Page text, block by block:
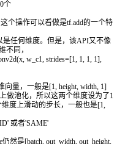
个
这个操作可以看做是tf.add的一个特
是任何维度。但是，该API又不像
不同，
(x w_c1 strides=[1 1 1 1]
量，一般是[1, height, width, 1]
池化，所以这两个维度设为了1
度上滑动的步长，一般也是[1,
或者'SAME'
然是[batch, out_width, out_height,